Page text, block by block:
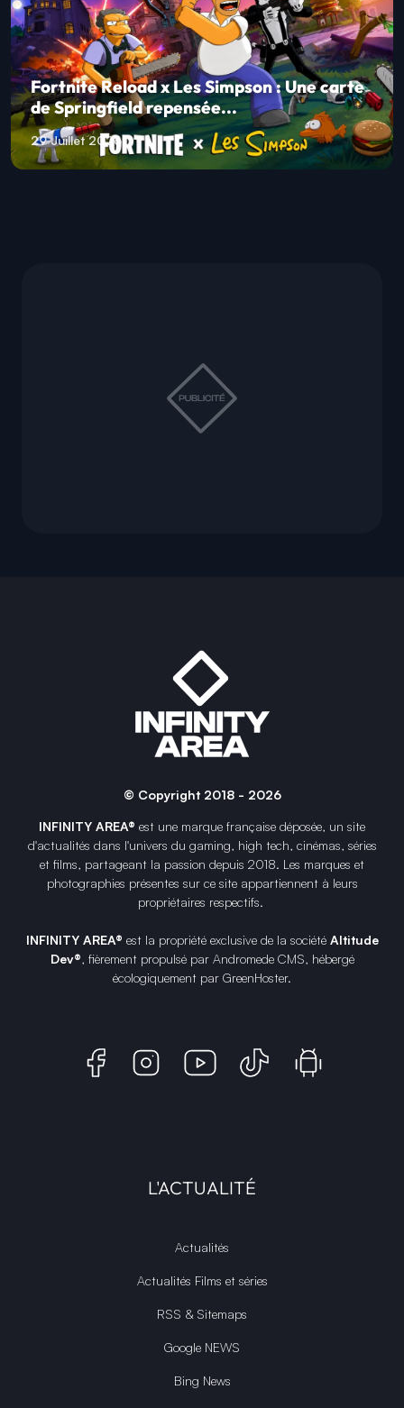
Fortnite Reload x Les Simpson : Une carte
de Springfield repensée...
29 Juillet 2026
© Copyright 2018 - 2026
INFINITY AREA® est une marque française déposée, un site
d'actualités dans l'univers du gaming, high tech, cinémas, séries
et films, partageant la passion depuis 2018. Les marques et
photographies présentes sur ce site appartiennent à leurs
propriétaires respectifs.
INFINITY AREA® est la propriété exclusive de la société Altitude
Dev®, fièrement propulsé par Andromede CMS, hébergé
écologiquement par GreenHoster.
L'ACTUALITÉ
Actualités
Actualités Films et séries
RSS & Sitemaps
Google NEWS
Bing News